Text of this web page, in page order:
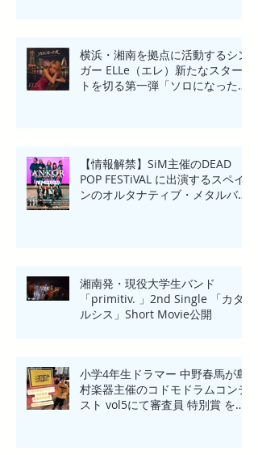
横浜・湘南を拠点に活動するシン
ガー ELLe（エレ）新たなスター
トを切る第一弾「ソロになった
【情報解禁】SiM主催のDEAD
POP FESTiVAL に出演するスペイ
ンのオルタナティブ・メタルバン
湘南発・現役大学生バンド
「primitiv. 」2nd Single 「カタ
ルシス」Short Movie公開
小学4年生ドラマー 中野春馬が島
村楽器主催のコドモドラムコンテ
スト vol5にて審査員 特別賞 を受